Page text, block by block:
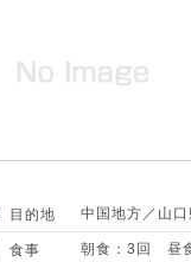
目的地 中国地方／山口
食事 朝食：3回 昼